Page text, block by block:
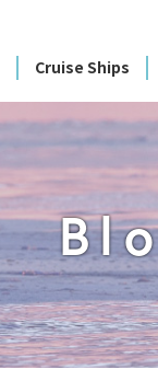
Cruise Ships